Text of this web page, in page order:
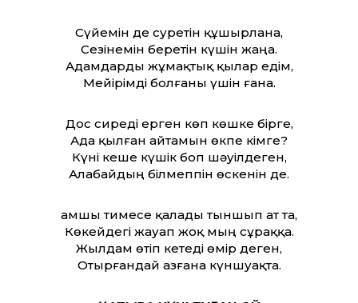
Сүйемін де суретін құшырлана,
Сезінемін беретін күшін жаңа.
Адамдарды жұмақтық қылар едім,
Мейірімді болғаны үшін ғана.
Дос сиреді ерген көп көшке бірге,
Ада қылған айтамын өкпе кімге?
Күні кеше күшік боп шәуілдеген,
Алабайдың білмеппін өскенін де.
Қамшы тимесе қалады тыншып ат та,
Көкейдегі жауап жоқ мың сұраққа.
Жылдам өтіп кетеді өмір деген,
Отырғандай азғана күншуақта.